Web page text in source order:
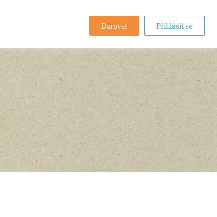
Darovat Přihlásit se